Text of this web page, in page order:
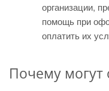
организации,
помощь при
оплатить их
Почему могут